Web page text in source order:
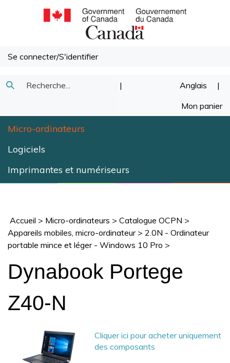
Se connecter/S'identifier
Recherche
Soumettre
recherche
| Anglais |
Mon panier
Micro-ordinateurs
Logiciels
Imprimantes et numériseurs
Accueil > Micro-ordinateurs > Catalogue OCPN >
Appareils mobiles, micro-ordinateur> 2.0N - Ordinateur
portable mince et léger - Windows 10 Pro >
Dynabook Portege
Z40-N
Cliquer ici pour acheter uniquement
des composants